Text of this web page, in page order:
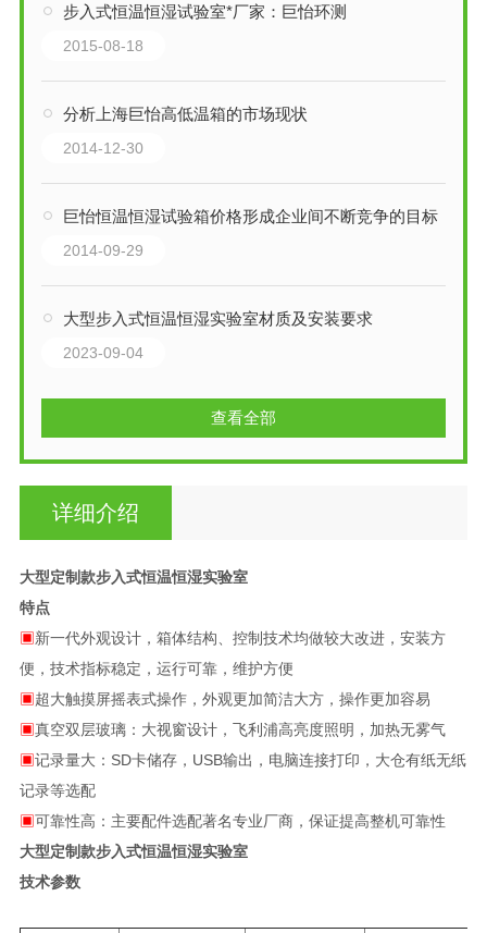
步入式恒温恒湿试验室*厂家：巨怡环测
2015-08-18
分析上海巨怡高低温箱的市场现状
2014-12-30
巨怡恒温恒湿试验箱价格形成企业间不断竞争的目标
2014-09-29
大型步入式恒温恒湿实验室材质及安装要求
2023-09-04
查看全部
详细介绍
大型定制款步入式恒温恒湿实验室
特点
▣新一代外观设计，箱体结构、控制技术均做较大改进，安装方
便，技术指标稳定，运行可靠，维护方便
▣超大触摸屏摇表式操作，外观更加简洁大方，操作更加容易
▣真空双层玻璃：大视窗设计，飞利浦高亮度照明，加热无雾气
▣记录量大：SD卡储存，USB输出，电脑连接打印，大仓有纸无纸
记录等选配
▣可靠性高：主要配件选配著名专业厂商，保证提高整机可靠性
大型定制款步入式恒温恒湿实验室
技术参数